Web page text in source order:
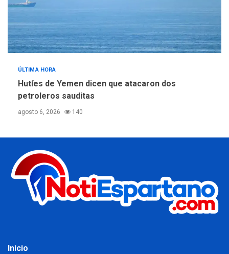
ÚLTIMA HORA
Hutíes de Yemen dicen que atacaron dos
petroleros sauditas
agosto 6, 2026 140
Inicio